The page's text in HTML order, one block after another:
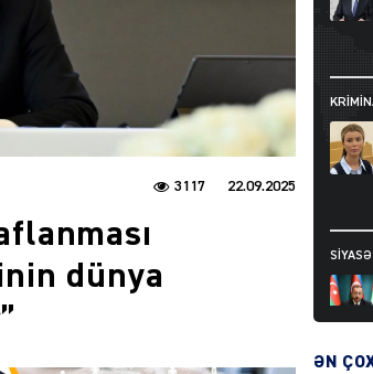
22.09.2025
3117
dünya
ƏN